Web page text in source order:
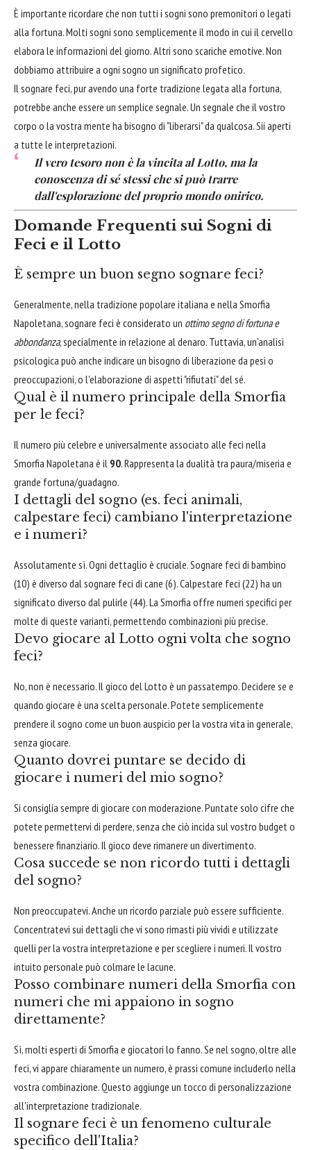
È importante ricordare che non tutti i sogni sono premonitori o legati
alla fortuna. Molti sogni sono semplicemente il modo in cui il cervello
elabora le informazioni del giorno. Altri sono scariche emotive. Non
dobbiamo attribuire a ogni sogno un significato profetico.
Il sognare feci, pur avendo una forte tradizione legata alla fortuna,
potrebbe anche essere un semplice segnale. Un segnale che il vostro
corpo o la vostra mente ha bisogno di "liberarsi" da qualcosa. Sii aperti
a tutte le interpretazioni.
Il vero tesoro non è la vincita al Lotto, ma la
conoscenza di sé stessi che si può trarre
dall'esplorazione del proprio mondo onirico.
Domande Frequenti sui Sogni di
Feci e il Lotto
È sempre un buon segno sognare feci?
Generalmente, nella tradizione popolare italiana e nella Smorfia
Napoletana, sognare feci è considerato un ottimo segno di fortuna e
abbondanza, specialmente in relazione al denaro. Tuttavia, un'analisi
psicologica può anche indicare un bisogno di liberazione da pesi o
preoccupazioni, o l'elaborazione di aspetti "rifiutati" del sé.
Qual è il numero principale della Smorfia
per le feci?
Il numero più celebre e universalmente associato alle feci nella
Smorfia Napoletana è il 90. Rappresenta la dualità tra paura/miseria e
grande fortuna/guadagno.
I dettagli del sogno (es. feci animali,
calpestare feci) cambiano l'interpretazione
e i numeri?
Assolutamente sì. Ogni dettaglio è cruciale. Sognare feci di bambino
(10) è diverso dal sognare feci di cane (6). Calpestare feci (22) ha un
significato diverso dal pulirle (44). La Smorfia offre numeri specifici per
molte di queste varianti, permettendo combinazioni più precise.
Devo giocare al Lotto ogni volta che sogno
feci?
No, non è necessario. Il gioco del Lotto è un passatempo. Decidere se e
quando giocare è una scelta personale. Potete semplicemente
prendere il sogno come un buon auspicio per la vostra vita in generale,
senza giocare.
Quanto dovrei puntare se decido di
giocare i numeri del mio sogno?
Si consiglia sempre di giocare con moderazione. Puntate solo cifre che
potete permettervi di perdere, senza che ciò incida sul vostro budget o
benessere finanziario. Il gioco deve rimanere un divertimento.
Cosa succede se non ricordo tutti i dettagli
del sogno?
Non preoccupatevi. Anche un ricordo parziale può essere sufficiente.
Concentratevi sui dettagli che vi sono rimasti più vividi e utilizzate
quelli per la vostra interpretazione e per scegliere i numeri. Il vostro
intuito personale può colmare le lacune.
Posso combinare numeri della Smorfia con
numeri che mi appaiono in sogno
direttamente?
Sì, molti esperti di Smorfia e giocatori lo fanno. Se nel sogno, oltre alle
feci, vi appare chiaramente un numero, è prassi comune includerlo nella
vostra combinazione. Questo aggiunge un tocco di personalizzazione
all'interpretazione tradizionale.
Il sognare feci è un fenomeno culturale
specifico dell'Italia?